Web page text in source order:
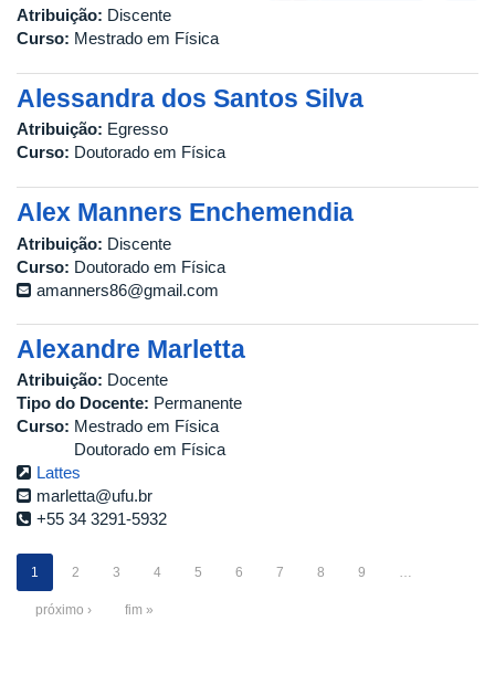
Atribuição: Discente
Curso: Mestrado em Física
Alessandra dos Santos Silva
Atribuição: Egresso
Curso: Doutorado em Física
Alex Manners Enchemendia
Atribuição: Discente
Curso: Doutorado em Física
amanners86@gmail.com
Alexandre Marletta
Atribuição: Docente
Tipo do Docente: Permanente
Curso: Mestrado em Física
Doutorado em Física
Lattes
marletta@ufu.br
+55 34 3291-5932
1 2 3 4 5 6 7 8 9 …
próximo › fim »